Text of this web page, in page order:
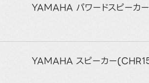
YAMAHA パワードスピーカ
YAMAHA スピーカー